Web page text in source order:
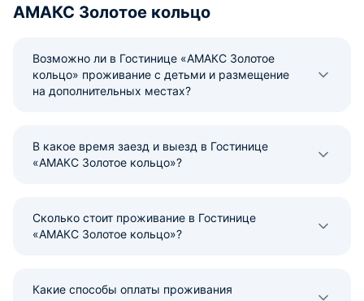
АМАКС Золотое кольцо
Возможно ли в Гостинице «АМАКС Золотое
кольцо» проживание с детьми и размещение
на дополнительных местах?
В какое время заезд и выезд в Гостинице
«АМАКС Золотое кольцо»?
Сколько стоит проживание в Гостинице
«АМАКС Золотое кольцо»?
Какие способы оплаты проживания